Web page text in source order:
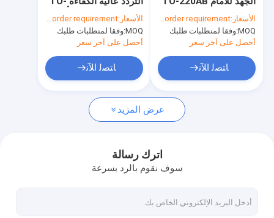
جولة في المصنع
مراقبة الجودة
اتصل بنا
العاكس اي جي بي تي
IGBT عالية الطاقة
الصناعية
الأسعار:According to your order requirement
MOQ: وفقا لمتطلبات طلبك
أحصل على آخر سعر
ﺎﺘﺼﻟ ﺍﻶﻧ
للسائقين
الأسعار:According to your order requirement
MOQ: وفقا لمتطلبات طلبك
أحصل على آخر سعر
ﺎﺘﺼﻟ ﺍﻶﻧ
عرض المزيد
اترك رسالة
سوف نقوم بالرد بسرعة